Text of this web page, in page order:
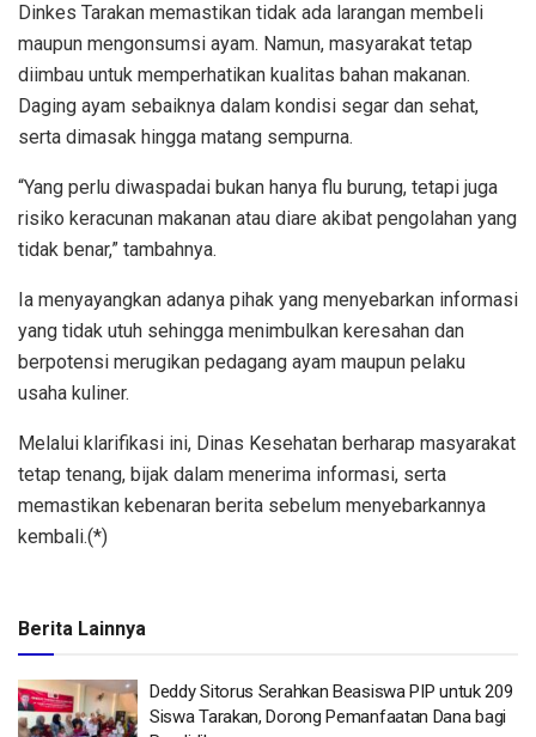
Dinkes Tarakan memastikan tidak ada larangan membeli
maupun mengonsumsi ayam. Namun, masyarakat tetap
diimbau untuk memperhatikan kualitas bahan makanan.
Daging ayam sebaiknya dalam kondisi segar dan sehat,
serta dimasak hingga matang sempurna.
“Yang perlu diwaspadai bukan hanya flu burung, tetapi juga
risiko keracunan makanan atau diare akibat pengolahan yang
tidak benar,” tambahnya.
Ia menyayangkan adanya pihak yang menyebarkan informasi
yang tidak utuh sehingga menimbulkan keresahan dan
berpotensi merugikan pedagang ayam maupun pelaku
usaha kuliner.
Melalui klarifikasi ini, Dinas Kesehatan berharap masyarakat
tetap tenang, bijak dalam menerima informasi, serta
memastikan kebenaran berita sebelum menyebarkannya
kembali.(*)
Berita Lainnya
Deddy Sitorus Serahkan Beasiswa PIP untuk 209
Siswa Tarakan, Dorong Pemanfaatan Dana bagi